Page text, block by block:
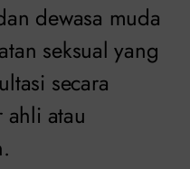
dewasa muda
seksual yang
secara
atau